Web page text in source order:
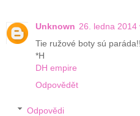
Unknown 26. ledna 2014
Tie ružové boty sú
*H
DH empire
Odpovědět
Odpovědi